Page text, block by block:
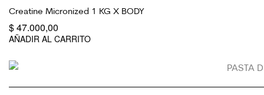
Creatine Micronized 1 KG X BODY
$47.000,00
AÑADIR AL CARRITO